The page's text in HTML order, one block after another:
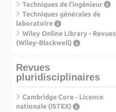
Techniques de l'ingénieur
Techniques générales de
laboratoire
Wiley Online Library - Revues
(Wiley-Blackwell)
Revues
pluridisciplinaires
Cambridge Core - Licence
nationale (ISTEX)